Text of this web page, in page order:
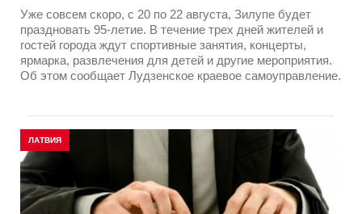
Уже совсем скоро, с 20 по 22 августа, Зилупе будет
праздновать 95-летие. В течение трех дней жителей и
гостей города ждут спортивные занятия, концерты,
ярмарка, развлечения для детей и другие мероприятия.
Об этом сообщает Лудзенское краевое самоуправление.
ЛАТВИЯ